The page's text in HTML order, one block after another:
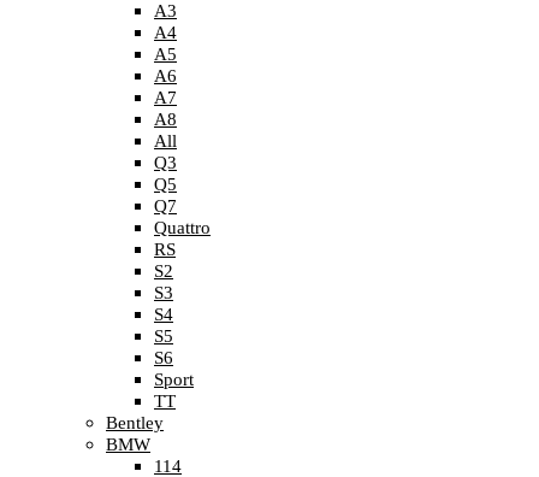
A3
A4
A5
A6
A7
A8
All
Q3
Q5
Q7
Quattro
RS
S2
S3
S4
S5
S6
Sport
TT
Bentley
BMW
114